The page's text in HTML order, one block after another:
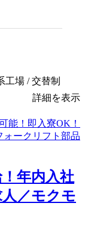
工場 / 交替制
詳細を表示
年内入社
／モクモ